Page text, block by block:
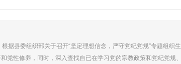
县委组织部关于召开“坚定理想信念，严守党纪党规”专题组织
党性修养，同时，深入查找自已在学习党的宗教政策和党纪党规